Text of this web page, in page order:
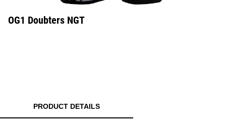
OG1 Doubters NGT
PRODUCT DETAILS